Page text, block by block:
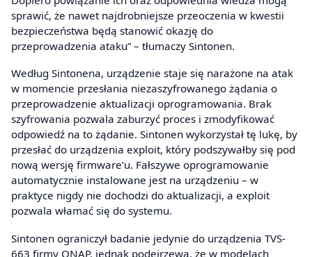
sprawić, że nawet najdrobniejsze przeoczenia w kwestii
bezpieczeństwa będą stanowić okazję do
przeprowadzenia ataku” – tłumaczy Sintonen.
Według Sintonena, urządzenie staje się narażone na atak
w momencie przesłania niezaszyfrowanego żądania o
przeprowadzenie aktualizacji oprogramowania. Brak
szyfrowania pozwala zaburzyć proces i zmodyfikować
odpowiedź na to żądanie. Sintonen wykorzystał tę lukę, by
przesłać do urządzenia exploit, który podszywałby się pod
nową wersję firmware’u. Fałszywe oprogramowanie
automatycznie instalowane jest na urządzeniu – w
praktyce nigdy nie dochodzi do aktualizacji, a exploit
pozwala włamać się do systemu.
Sintonen ograniczył badanie jedynie do urządzenia TVS-
663 firmy QNAP, jednak podejrzewa, że w modelach